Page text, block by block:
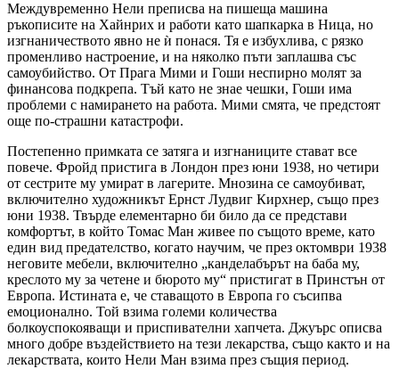
Междувременно Нели преписва на пишеща машина
ръкописите на Хайнрих и работи като шапкарка в Ница, но
изгнаничеството явно не ѝ понася. Тя е избухлива, с рязко
променливо настроение, и на няколко пъти заплашва със
самоубийство. От Прага Мими и Гоши неспирно молят за
финансова подкрепа. Тъй като не знае чешки, Гоши има
проблеми с намирането на работа. Мими смята, че предстоят
още по-страшни катастрофи.
Постепенно примката се затяга и изгнаниците стават все
повече. Фройд пристига в Лондон през юни 1938, но четири
от сестрите му умират в лагерите. Мнозина се самоубиват,
включително художникът Ернст Лудвиг Кирхнер, също през
юни 1938. Твърде елементарно би било да се представи
комфортът, в който Томас Ман живее по същото време, като
един вид предателство, когато научим, че през октомври 1938
неговите мебели, включително „канделабърът на баба му,
креслото му за четене и бюрото му“ пристигат в Принстън от
Европа. Истината е, че ставащото в Европа го съсипва
емоционално. Той взима големи количества
болкоуспокояващи и приспивателни хапчета. Джуърс описва
много добре въздействието на тези лекарства, също както и на
лекарствата, които Нели Ман взима през същия период.